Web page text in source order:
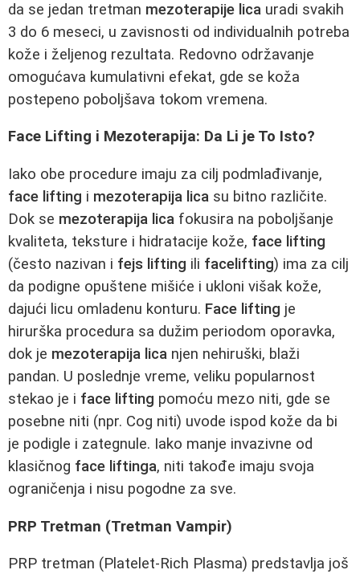
da se jedan tretman mezoterapije lica uradi svakih
3 do 6 meseci, u zavisnosti od individualnih potreba
kože i željenog rezultata. Redovno održavanje
omogućava kumulativni efekat, gde se koža
postepeno poboljšava tokom vremena.
Face Lifting i Mezoterapija: Da Li je To Isto?
Iako obe procedure imaju za cilj podmlađivanje,
face lifting i mezoterapija lica su bitno različite.
Dok se mezoterapija lica fokusira na poboljšanje
kvaliteta, teksture i hidratacije kože, face lifting
(često nazivan i fejs lifting ili facelifting) ima za cilj
da podigne opuštene mišiće i ukloni višak kože,
dajući licu omladenu konturu. Face lifting je
hirurška procedura sa dužim periodom oporavka,
dok je mezoterapija lica njen nehiruški, blaži
pandan. U poslednje vreme, veliku popularnost
stekao je i face lifting pomoću mezo niti, gde se
posebne niti (npr. Cog niti) uvode ispod kože da bi
je podigle i zategnule. Iako manje invazivne od
klasičnog face liftinga, niti takođe imaju svoja
ograničenja i nisu pogodne za sve.
PRP Tretman (Tretman Vampir)
PRP tretman (Platelet-Rich Plasma) predstavlja još